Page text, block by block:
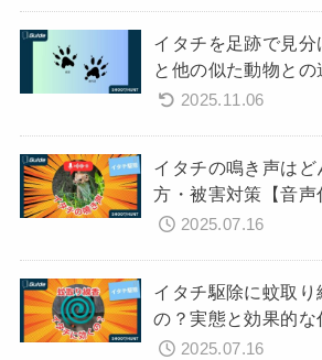
イタチを足跡で見
と他の似た動物との
2025.11.06
イタチの鳴き声は
方・被害対策【音声
2025.07.16
イタチ駆除に蚊取り
の？実態と効果的な
2025.07.16